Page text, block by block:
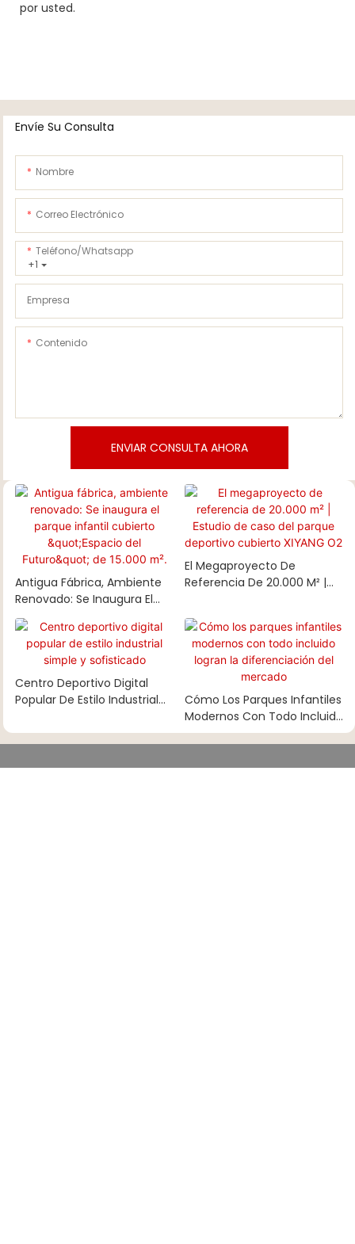
por usted.
Envíe Su Consulta
Nombre
Correo Electrónico
+1
Teléfono/whatsapp
Empresa
Contenido
ENVIAR CONSULTA AHORA
Antigua Fábrica, Ambiente
Renovado: Se Inaugura El
Parque Infantil Cubierto
"Espacio Del Futuro" De
15.000 M².
El Megaproyecto De
Referencia De 20.000 M² |
Deportivo Cubierto XIYANG
O2
Centro Deportivo Digital
Popular De Estilo Industrial
Cómo Los Parques Infantiles
Modernos Con Todo Incluido
Logran La Diferenciación Del